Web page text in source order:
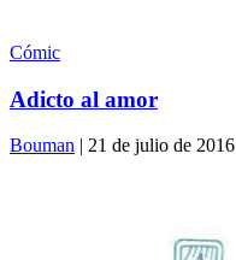
Cómic
Adicto al amor
Bouman | 21 de julio de 2016